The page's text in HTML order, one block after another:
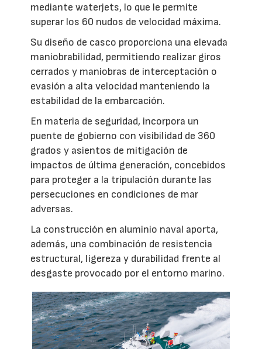
mediante waterjets, lo que le permite
superar los 60 nudos de velocidad máxima.
Su diseño de casco proporciona una elevada
maniobrabilidad, permitiendo realizar giros
cerrados y maniobras de interceptación o
evasión a alta velocidad manteniendo la
estabilidad de la embarcación.
En materia de seguridad, incorpora un
puente de gobierno con visibilidad de 360
grados y asientos de mitigación de
impactos de última generación, concebidos
para proteger a la tripulación durante las
persecuciones en condiciones de mar
adversas.
La construcción en aluminio naval aporta,
además, una combinación de resistencia
estructural, ligereza y durabilidad frente al
desgaste provocado por el entorno marino.